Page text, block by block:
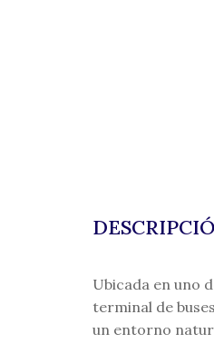
Ubicada en uno
terminal de
un entorno